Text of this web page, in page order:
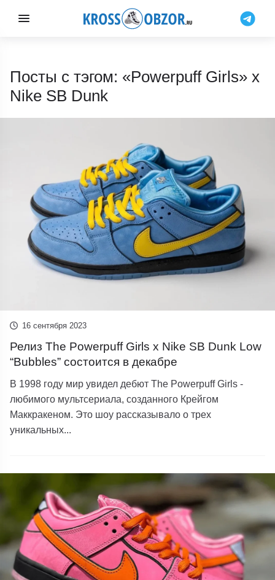
Посты с тэгом: «Powerpuff Girls» x
Nike SB Dunk
16 сентября 2023
Релиз The Powerpuff Girls x Nike SB Dunk Low
“Bubbles” состоится в декабре
В 1998 году мир увидел дебют The Powerpuff Girls -
любимого мультсериала, созданного Крейгом
Маккракеном. Это шоу рассказывало о трех
уникальных...